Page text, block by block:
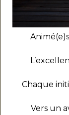
Chaque
Vers un